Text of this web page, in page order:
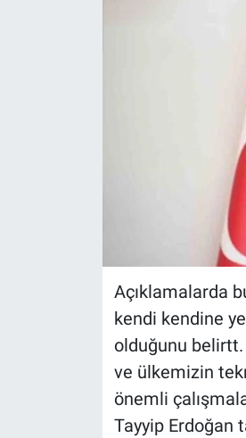
Açıklamalarda
kendi kendine
olduğunu belirtt.
ve ülkemizin
önemli
Tayyip Erdoğan